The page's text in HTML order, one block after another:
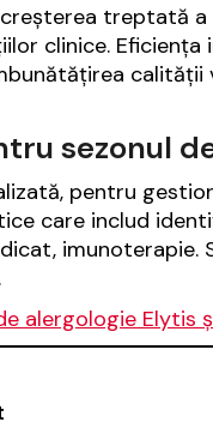
treptată
clinice.
calității
sezonul
pentru
care includ
alergologie Elytis